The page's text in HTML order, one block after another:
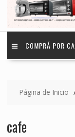
COMPRÁ POR
Página de Inicio
cafe